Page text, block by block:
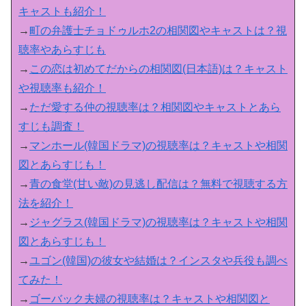
キャストも紹介！
→町の弁護士チョドゥルホ2の相関図やキャストは？視
聴率やあらすじも
→ この恋は初めてだからの相関図(日本語)は？キャスト
や視聴率も紹介！
→ ただ愛する仲の視聴率は？相関図やキャストとあら
すじも調査！
→ マンホール(韓国ドラマ)の視聴率は？キャストや相関
図とあらすじも！
→青の食堂(甘い敵)の見逃し配信は？無料で視聴する方
法を紹介！
→ ジャグラス(韓国ドラマ)の視聴率は？キャストや相関
図とあらすじも！
→ユゴン(韓国)の彼女や結婚は？インスタや兵役も調べ
てみた！
→ ゴーバック夫婦の視聴率は？キャストや相関図と